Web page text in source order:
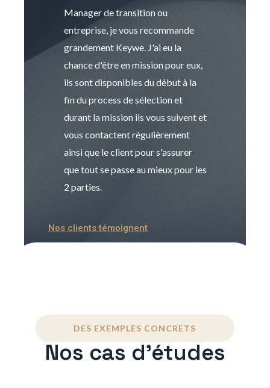
Manager de transition ou
entreprise, je vous recommande
grandement Keywe. J'ai eu la
chance d'être en mission pour eux,
ils sont disponibles du début à la
fin du process de sélection et
durant la mission ils vous suivent et
vous contactent régulièrement
ainsi que le client pour s'assurer
que tout se passe au mieux pour les
2 parties.
Nos clients témoignent
DES EXEMPLES CONCRETS
Nos cas d'études